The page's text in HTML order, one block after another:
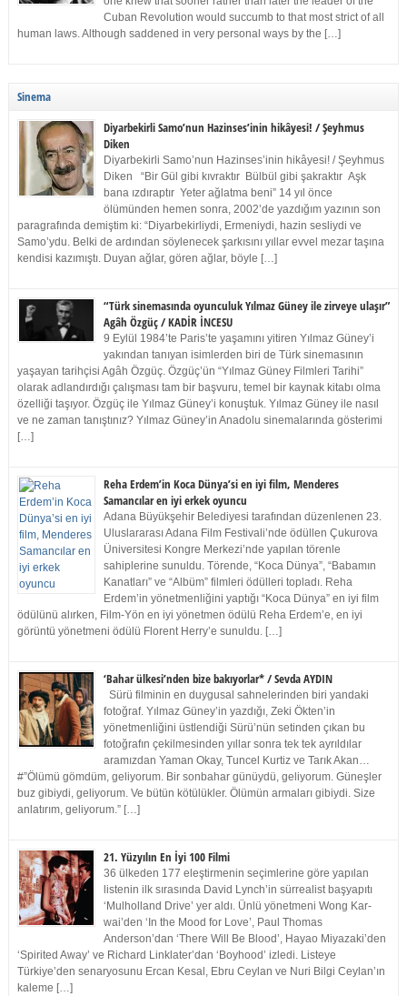
Cuban Revolution would succumb to that most strict of all
human laws. Although saddened in very personal ways by the […]
Sinema
Diyarbekirli Samo’nun Hazinses’inin hikâyesi! / Şeyhmus
Diken
Diyarbekirli Samo’nun Hazinses’inin hikâyesi! / Şeyhmus
Diken “Bir Gül gibi kıvraktır Bülbül gibi şakraktır Aşk
bana ızdıraptır Yeter ağlatma beni” 14 yıl önce
ölümünden hemen sonra, 2002’de yazdığım yazının son
paragrafında demiştim ki: “Diyarbekirliydi, Ermeniydi, hazin sesliydi ve
Samo’ydu. Belki de ardından söylenecek şarkısını yıllar evvel mezar taşına
kendisi kazımıştı. Duyan ağlar, gören ağlar, böyle […]
“Türk sinemasında oyunculuk Yılmaz Güney ile zirveye ulaşır”
Agâh Özgüç / KADİR İNCESU
9 Eylül 1984’te Paris’te yaşamını yitiren Yılmaz Güney’i
yakından tanıyan isimlerden biri de Türk sinemasının
yaşayan tarihçisi Agâh Özgüç. Özgüç’ün “Yılmaz Güney Filmleri Tarihi”
olarak adlandırdığı çalışması tam bir başvuru, temel bir kaynak kitabı olma
özelliği taşıyor. Özgüç ile Yılmaz Güney’i konuştuk. Yılmaz Güney ile nasıl
ve ne zaman tanıştınız? Yılmaz Güney’in Anadolu sinemalarında gösterimi
[…]
Reha Erdem’in Koca Dünya’si en iyi film, Menderes
Samancılar en iyi erkek oyuncu
Adana Büyükşehir Belediyesi tarafından düzenlenen 23.
Uluslararası Adana Film Festivali’nde ödüllen Çukurova
Üniversitesi Kongre Merkezi’nde yapılan törenle
sahiplerine sunuldu. Törende, “Koca Dünya”, “Babamın
Kanatları” ve “Albüm” filmleri ödülleri topladı. Reha
Erdem’in yönetmenliğini yaptığı “Koca Dünya” en iyi film
ödülünü alırken, Film-Yön en iyi yönetmen ödülü Reha Erdem’e, en iyi
görüntü yönetmeni ödülü Florent Herry’e sunuldu. […]
‘Bahar ülkesi’nden bize bakıyorlar* / Sevda AYDIN
Sürü filminin en duygusal sahnelerinden biri yandaki
fotoğraf. Yılmaz Güney’in yazdığı, Zeki Ökten’in
yönetmenliğini üstlendiği Sürü’nün setinden çıkan bu
fotoğrafın çekilmesinden yıllar sonra tek tek ayrıldılar
aramızdan Yaman Okay, Tuncel Kurtiz ve Tarık Akan…
#”Ölümü gömdüm, geliyorum. Bir sonbahar günüydü, geliyorum. Güneşler
buz gibiydi, geliyorum. Ve bütün kötülükler. Ölümün armaları gibiydi. Size
anlatırım, geliyorum.” […]
21. Yüzyılın En İyi 100 Filmi
36 ülkeden 177 eleştirmenin seçimlerine göre yapılan
listenin ilk sırasında David Lynch’in sürrealist başyapıtı
‘Mulholland Drive’ yer aldı. Ünlü yönetmeni Wong Kar-
wai’den ‘In the Mood for Love’, Paul Thomas
Anderson’dan ‘There Will Be Blood’, Hayao Miyazaki’den
‘Spirited Away’ ve Richard Linklater’dan ‘Boyhood’ izledi. Listeye
Türkiye’den senaryosunu Ercan Kesal, Ebru Ceylan ve Nuri Bilgi Ceylan’ın
kaleme […]